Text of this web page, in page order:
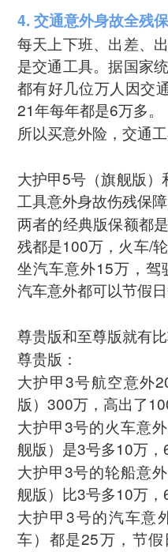
4. 交通意外身故全残
每天上下班、出差、
是交通工具。据国家
都有好几位万人因交
21年每年都是6万多。
所以买意外险，交通
大护甲5号（旗舰版
工具意外身故伤残保障
两者的经典版保额都
残都是100万，火车/
坐汽车意外15万，驾
汽车意外都可以节假日
尊贵版和至尊版就有比
尊贵版：
大护甲3号航空意外
版）300万，高出了
大护甲3号的火车意
舰版）是3号多10万，
大护甲3号的轮船意
舰版）比3号多10万，
大护甲3号的汽车意
车）都是25万，节